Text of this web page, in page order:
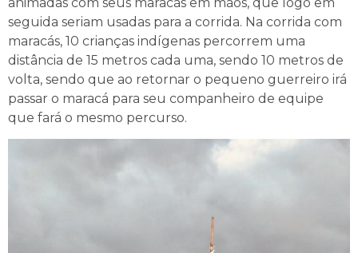
seguida seriam usadas para a corrida. Na corrida com
maracás, 10 crianças indígenas percorrem uma
distância de 15 metros cada uma, sendo 10 metros de
volta, sendo que ao retornar o pequeno guerreiro irá
passar o maracá para seu companheiro de equipe
que fará o mesmo percurso.